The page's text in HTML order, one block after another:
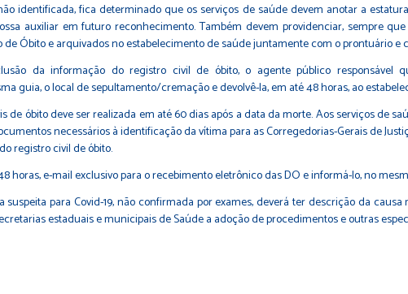
identificada, fica determinado que os serviços de saúde devem anotar a
auxiliar em futuro reconhecimento. Também devem providenciar, sempre
de Óbito e arquivados no estabelecimento de saúde juntamente com o prontuário e
da informação do registro civil de óbito, o agente público
guia, o local de sepultamento/cremação e devolvê-la, em até 48 horas, ao
óbito deve ser realizada em até 60 dias após a data da morte. Aos serviços de
necessários à identificação da vítima para as Corregedorias-Gerais de
registro civil de óbito.
horas, e-mail exclusivo para o recebimento eletrônico das DO e informá-lo, no
para Covid-19, não confirmada por exames, deverá ter descrição da causa
estaduais e municipais de Saúde a adoção de procedimentos e outras